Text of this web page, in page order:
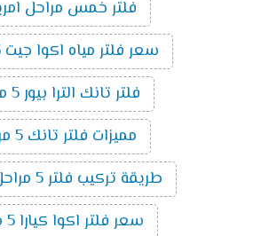
فلتر خمس مراحل
سعر فلتر مياه اكوا جيت 5 مراحل
فلتر تانك الترا بيور 5 مراحل
مميزات فلتر تانك 5 مراحل
طريقة تركيب فلتر 5 مراحل بالصور
سعر فلتر اكوا كيارا 5 مراحل